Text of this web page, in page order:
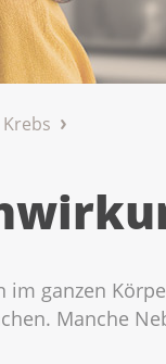
ganzen
Manche